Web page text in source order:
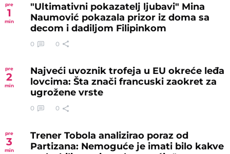
pre
1
min
"Ultimativni pokazatelj ljubavi" Mina
Naumović pokazala prizor iz doma sa
decom i dadiljom Filipinkom
0 0
pre
2
min
Najveći uvoznik trofeja u EU okreće leđa
lovcima: Šta znači francuski zaokret za
ugrožene vrste
0 0
pre
3
min
Trener Tobola analizirao poraz od
Partizana: Nemoguće je imati bilo kakve